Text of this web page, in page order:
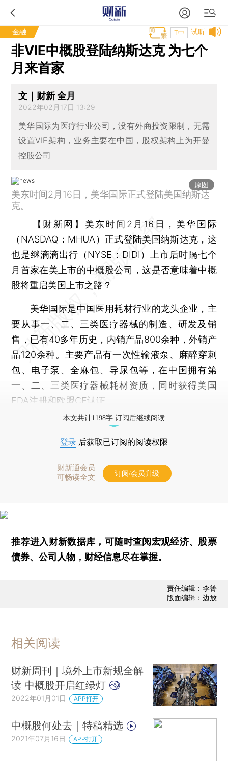
金融 试听
T中
非VIE中概股登陆纳斯达克 为七个
月来首家
文｜财新 全月
2022年02月17日 13:29
美华国际为医疗行业公司，没有外商投资限制，无需
设置VIE架构，业务主要在中国，股权架构上为开曼
控股公司
原图
美东时间2月16日，美华国际正式登陆美国纳斯达
克。
【财新网】 美东时间2月16日，美华国际
（NASDAQ：MHUA）正式登陆美国纳斯达克，这
也是继滴滴出行 （NYSE：DIDI）上市后时隔七个
月首家在美上市的中概股公司，这是否意味着中概
股将重启美国上市之路？
美华国际是中国医用耗材行业的龙头企业，主
要从事一、二、三类医疗器械的制造、研发及销
售，已有40多年历史，内销产品800余种，外销产
品120余种。主要产品有一次性输液泵、麻醉穿刺
包、电子泵、全麻包、导尿包等，在中国拥有第
一、二、三类医疗器械耗材资质，同时获得美国
FDA注册和欧盟CE认证。
本文共计1198字 订阅后继续阅读
登录 后获取已订阅的阅读权限
财新通会员
可畅读全文
订阅/会员升级
推荐进入财新数据库 ，可随时查阅宏观经济、股票
债券、公司人物，财经信息尽在掌握。
责任编辑：李箐
版面编辑：边放
相关阅读
财新周刊｜境外上市新规全解
读 中概股开启红绿灯
2022年01月01日 APP打开
中概股何处去｜特稿精选
2021年07月16日 APP打开